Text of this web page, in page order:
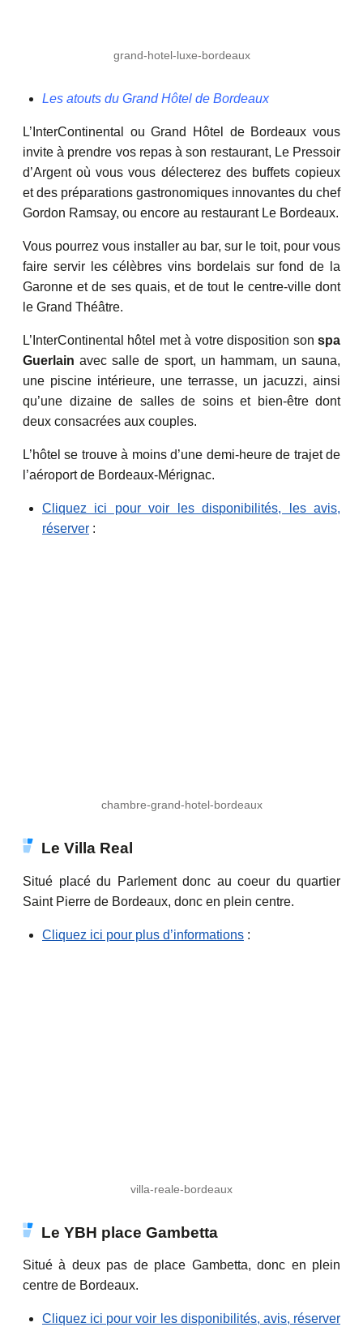
grand-hotel-luxe-bordeaux
Les atouts du Grand Hôtel de Bordeaux
L’InterContinental ou Grand Hôtel de Bordeaux vous
invite à prendre vos repas à son restaurant, Le Pressoir
d’Argent où vous vous délecterez des buffets copieux
et des préparations gastronomiques innovantes du chef
Gordon Ramsay, ou encore au restaurant Le Bordeaux.
Vous pourrez vous installer au bar, sur le toit, pour vous
faire servir les célèbres vins bordelais sur fond de la
Garonne et de ses quais, et de tout le centre-ville dont
le Grand Théâtre.
L’InterContinental hôtel met à votre disposition son spa
Guerlain avec salle de sport, un hammam, un sauna,
une piscine intérieure, une terrasse, un jacuzzi, ainsi
qu’une dizaine de salles de soins et bien-être dont
deux consacrées aux couples.
L’hôtel se trouve à moins d’une demi-heure de trajet de
l’aéroport de Bordeaux-Mérignac.
Cliquez ici pour voir les disponibilités, les avis,
réserver :
chambre-grand-hotel-bordeaux
Le Villa Real
Situé placé du Parlement donc au coeur du quartier
Saint Pierre de Bordeaux, donc en plein centre.
Cliquez ici pour plus d’informations :
villa-reale-bordeaux
Le YBH place Gambetta
Situé à deux pas de place Gambetta, donc en plein
centre de Bordeaux.
Cliquez ici pour voir les disponibilités, avis, réserver